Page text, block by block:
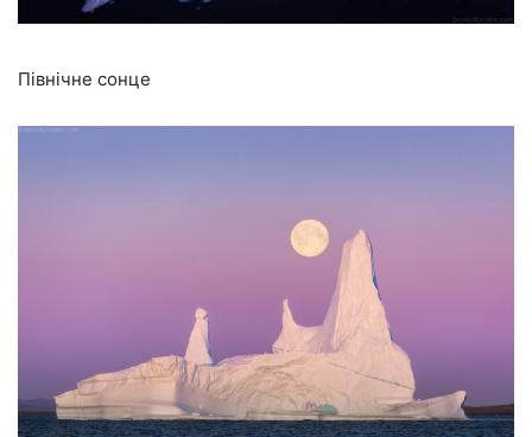
Північне сонце